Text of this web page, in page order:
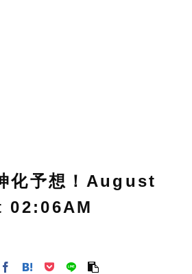
化予想！August
02:06AM